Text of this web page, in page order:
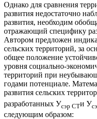
Однако для сравнения
развития недостаточно
развития, необходим
отражающий специфику
Автором предложен
сельских территорий, за
общее положение
уровня социально-
территорий при
годами потенциале.
развития сельских
разработанных Усэр СТи У
следующим образом: